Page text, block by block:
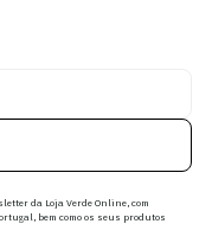
da Loja Verde Online, com
bem como os seus produtos